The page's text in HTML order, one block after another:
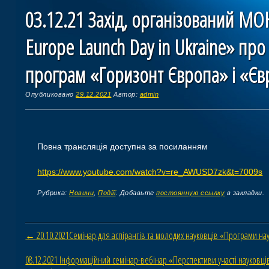
03.12.21 Захід, організований
Europe Launch Day in Ukraine»
програм «Горизонт Європа» і
Опубликовано29.12.2021 Автор: admin
Повна трансляція доступна за посиланням
https://www.youtube.com/watch?v=re_AWUSD7zk&t=7009s
Рубрика:Новини ,Подіїї. Добавьтепостоянную ссылку в закладки.
Навигация по статьям
← 20.10.2021Семінар для аспірантів та молодих науковців «Програми
08.12.2021 Інформаційний семінар-вебінар «Перспективи участі